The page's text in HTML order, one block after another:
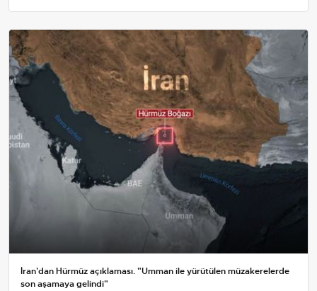
İran'dan Hürmüz açıklaması. "Umman ile yürütülen müzakerelerde
son aşamaya gelindi"